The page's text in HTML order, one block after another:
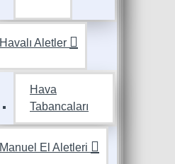
Havalı Aletler
Hava
Tabancaları
Manuel El Aletleri